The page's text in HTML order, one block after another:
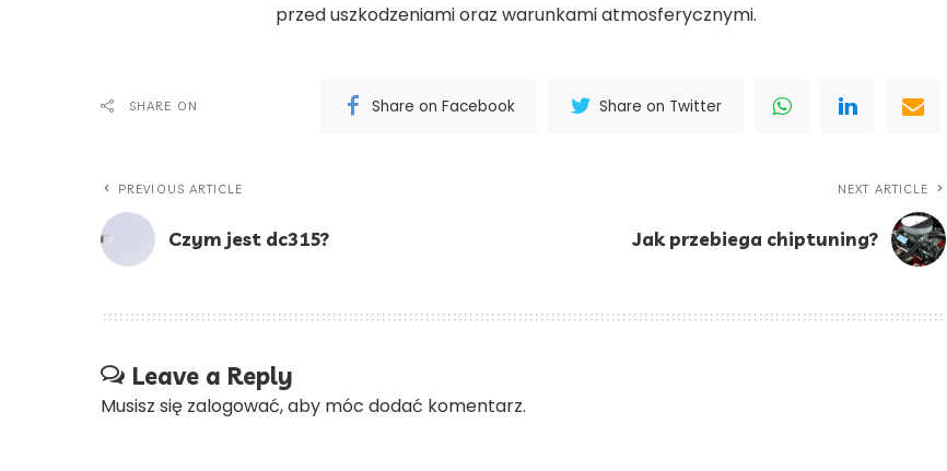
przed uszkodzeniami oraz warunkami atmosferycznymi.
SHARE ON Share on Facebook Share on Twitter
PREVIOUS ARTICLE
Czym jest dc315?
NEXT ARTICLE
Jak przebiega chiptuning?
Leave a Reply
Musisz się zalogować, aby móc dodać komentarz.